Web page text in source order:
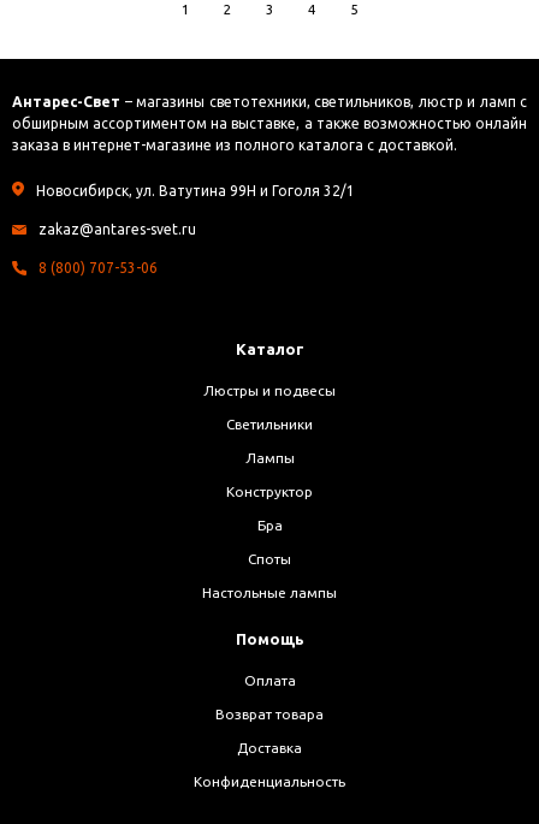
1 2 3 4 5
Антарес-Свет – магазины светотехники, светильников, люстр и ламп с
обширным ассортиментом на выставке, а также возможностью онлайн
заказа в интернет-магазине из полного каталога с доставкой.
Новосибирск, ул. Ватутина 99Н и Гоголя 32/1
zakaz@antares-svet.ru
8 (800) 707-53-06
Каталог
Люстры и подвесы
Светильники
Лампы
Конструктор
Бра
Споты
Настольные лампы
Помощь
Оплата
Возврат товара
Доставка
Конфиденциальность